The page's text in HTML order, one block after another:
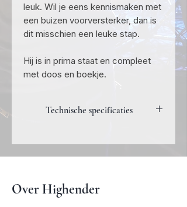
leuk. Wil je eens kennismaken met
een buizen voorversterker, dan is
dit misschien een leuke stap.
Hij is in prima staat en compleet
met doos en boekje.
Technische specificaties
Gewicht 4,5 Kg
Over Highender